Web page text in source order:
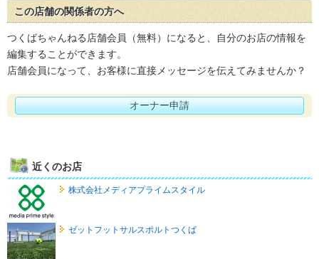
この店舗の関係者の方へ
つくばちゃんねる店舗会員（無料）になると、自分のお店の情報を
編集することができます。
店舗会員になって、お客様に直接メッセージを伝えてみませんか？
オーナー申請
近くのお店
株式会社メディアプライムスタイル
ゼットフットサルスポルトつくば